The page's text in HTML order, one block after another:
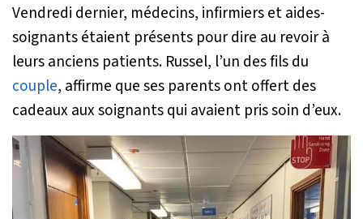
Vendredi dernier, médecins, infirmiers et aides-
soignants étaient présents pour dire au revoir à
leurs anciens patients. Russel, l’un des fils du
couple, affirme que ses parents ont offert des
cadeaux aux soignants qui avaient pris soin d’eux.